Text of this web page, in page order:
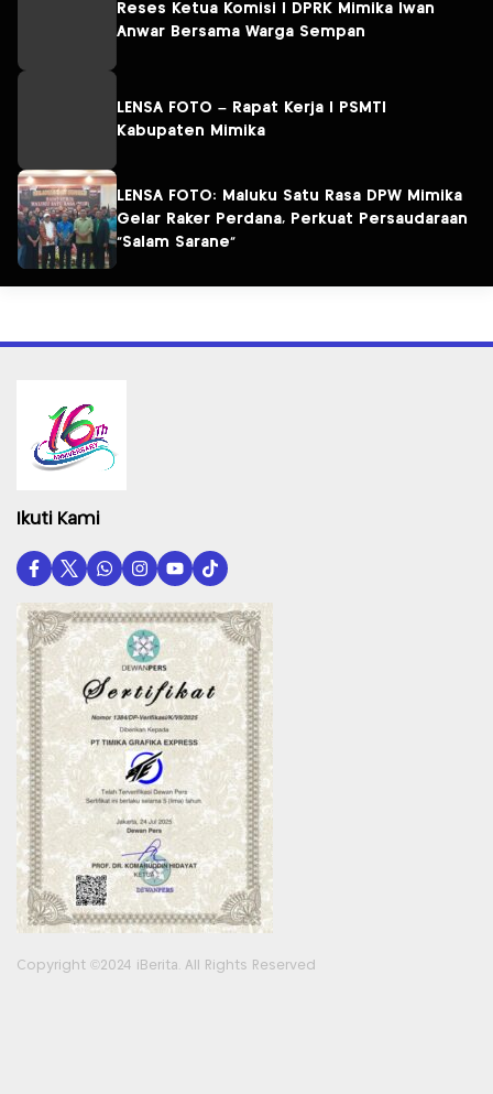
Reses Ketua Komisi I DPRK Mimika Iwan
Anwar Bersama Warga Sempan
LENSA FOTO – Rapat Kerja I PSMTI
Kabupaten Mimika
LENSA FOTO: Maluku Satu Rasa DPW Mimika
Gelar Raker Perdana, Perkuat Persaudaraan
“Salam Sarane”
Ikuti Kami
Copyright ©2024 iBerita. All Rights Reserved